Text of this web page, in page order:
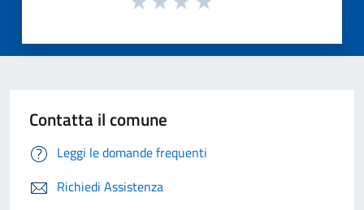
Contatta il comune
Leggi le domande frequenti
Richiedi Assistenza